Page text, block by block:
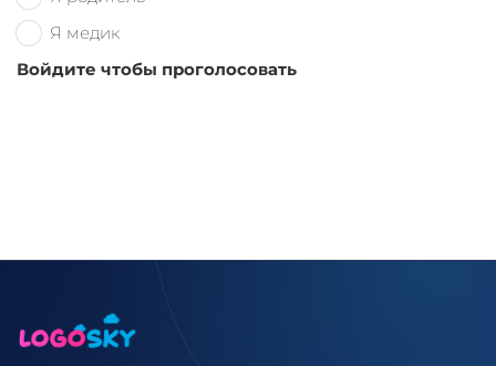
Я медик
Войдите чтобы проголосовать